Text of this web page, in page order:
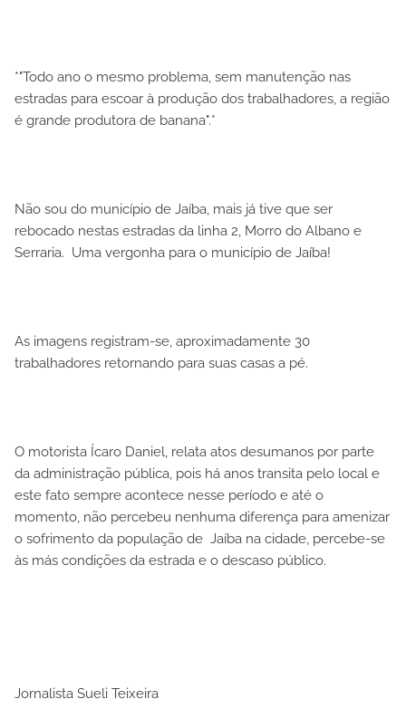
*"Todo ano o mesmo problema, sem manutenção nas
estradas para escoar à produção dos trabalhadores, a região
é grande produtora de banana".*
Não sou do município de Jaíba, mais já tive que ser
rebocado nestas estradas da linha 2, Morro do Albano e
Serraria. Uma vergonha para o município de Jaíba!
As imagens registram-se, aproximadamente 30
trabalhadores retornando para suas casas a pé.
O motorista Ícaro Daniel, relata atos desumanos por parte
da administração pública, pois há anos transita pelo local e
este fato sempre acontece nesse período e até o
momento, não percebeu nenhuma diferença para amenizar
o sofrimento da população de Jaíba na cidade, percebe-se
às más condições da estrada e o descaso público.
Jornalista Sueli Teixeira